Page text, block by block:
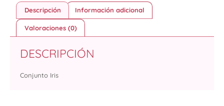
Descripción Información adicional
Valoraciones (0)
DESCRIPCIÓN
Conjunto Iris